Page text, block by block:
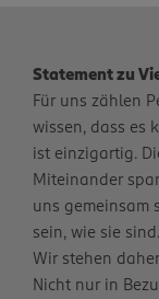
Statement zu
Für uns zählen
wissen, dass es
ist einzigartig.
Miteinander
uns gemeinsam
sein, wie sie
Wir stehen
Nicht nur in